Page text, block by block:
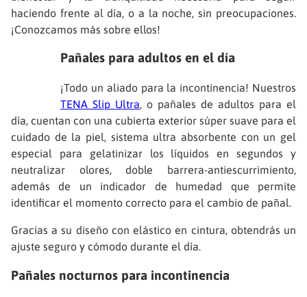
haciendo frente al día, o a la noche, sin preocupaciones.
¡Conozcamos más sobre ellos!
Pañales para adultos en el día
¡Todo un aliado para la incontinencia! Nuestros
TENA Slip Ultra, o pañales de adultos para el
día, cuentan con una cubierta exterior súper suave para el
cuidado de la piel, sistema ultra absorbente con un gel
especial para gelatinizar los líquidos en segundos y
neutralizar olores, doble barrera-antiescurrimiento,
además de un indicador de humedad que permite
identificar el momento correcto para el cambio de pañal.
Gracias a su diseño con elástico en cintura, obtendrás un
ajuste seguro y cómodo durante el día.
Pañales nocturnos para incontinencia